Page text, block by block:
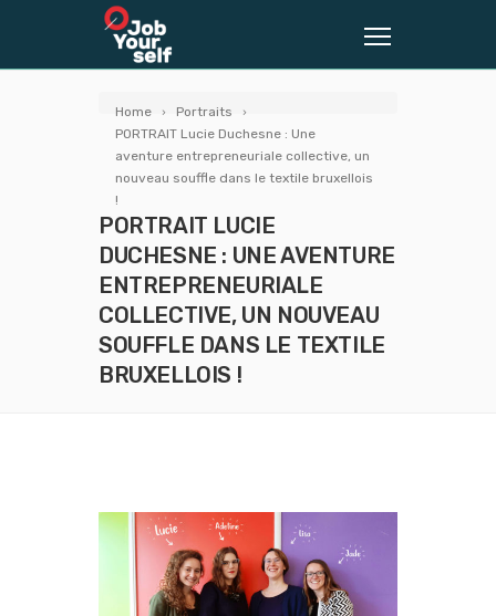
Home
Portraits
PORTRAIT Lucie Duchesne : Une
aventure entrepreneuriale collective, un
nouveau souffle dans le textile bruxellois
!
PORTRAIT LUCIE
DUCHESNE : UNE AVENTURE
ENTREPRENEURIALE
COLLECTIVE, UN NOUVEAU
SOUFFLE DANS LE TEXTILE
BRUXELLOIS !